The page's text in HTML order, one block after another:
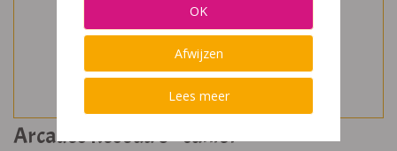
Arcades Réseau 6 - cahier
OK
Afwijzen
Lees meer